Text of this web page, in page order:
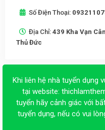
Số Điện Thoại:
Địa Chỉ: 439 Kha Vạn
Thủ Đức
Khi liên hệ nhà tuyển dụng
tại website:
tuyển hãy cảnh giác với
tuyển dụng, nếu có vui